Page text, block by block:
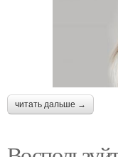
читать дальше →